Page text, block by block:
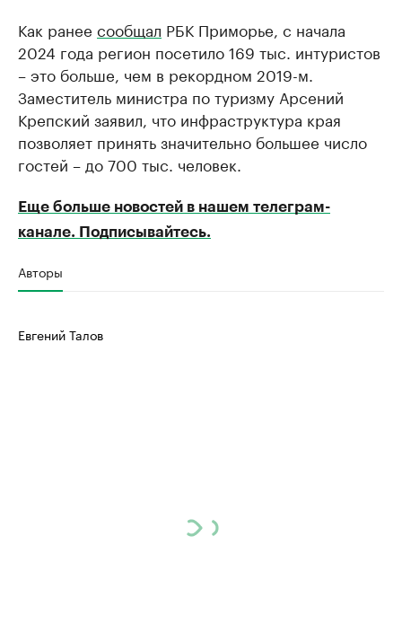
Как ранее сообщал РБК Приморье, с начала
2024 года регион посетило 169 тыс. интуристов
– это больше, чем в рекордном 2019-м.
Заместитель министра по туризму Арсений
Крепский заявил, что инфраструктура края
позволяет принять значительно большее число
гостей – до 700 тыс. человек.
Еще больше новостей в нашем телеграм-
канале. Подписывайтесь.
Авторы
Евгений Талов